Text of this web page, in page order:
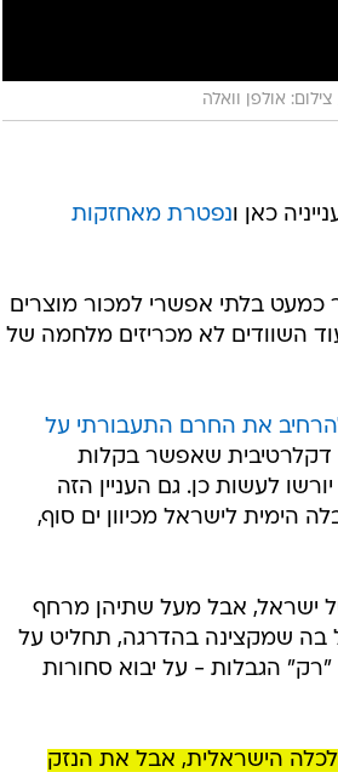
צילום: אולפן וואלה
כאן ונפטרת מאחזקות
כמעט בלתי אפשרי למכור מוצרים
השוודים לא מכריזים מלחמה של
את החרם התעבורתי על
דקלרטיבית שאפשר בקלות
לעשות כן. גם העניין הזה
הימית לישראל מכיוון ים סוף,
ישראל, אבל מעל שתיהן מרחף
בה שמקצינה בהדרגה, תחליט על
"רק" הגבלות - על יבוא סחורות
הישראלית, אבל את הנזק